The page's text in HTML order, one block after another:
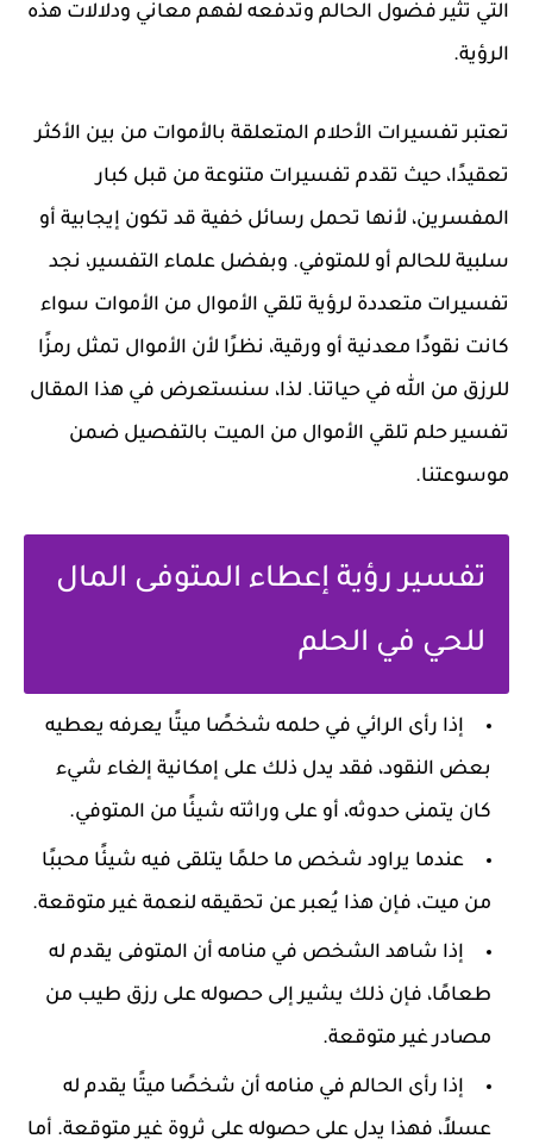
التي تثير فضول الحالم وتدفعه لفهم معاني ودلالات هذه
الرؤية.
تعتبر تفسيرات الأحلام المتعلقة بالأموات من بين الأكثر
تعقيدًا، حيث تقدم تفسيرات متنوعة من قبل كبار
المفسرين، لأنها تحمل رسائل خفية قد تكون إيجابية أو
سلبية للحالم أو للمتوفي. وبفضل علماء التفسير، نجد
تفسيرات متعددة لرؤية تلقي الأموال من الأموات سواء
كانت نقودًا معدنية أو ورقية، نظرًا لأن الأموال تمثل رمزًا
للرزق من الله في حياتنا. لذا، سنستعرض في هذا المقال
تفسير حلم تلقي الأموال من الميت بالتفصيل ضمن
موسوعتنا.
تفسير رؤية إعطاء المتوفى المال
للحي في الحلم
إذا رأى الرائي في حلمه شخصًا ميتًا يعرفه يعطيه
بعض النقود، فقد يدل ذلك على إمكانية إلغاء شيء
كان يتمنى حدوثه، أو على وراثته شيئًا من المتوفي.
عندما يراود شخص ما حلمًا يتلقى فيه شيئًا محببًا
من ميت، فإن هذا يُعبر عن تحقيقه لنعمة غير متوقعة.
إذا شاهد الشخص في منامه أن المتوفى يقدم له
طعامًا، فإن ذلك يشير إلى حصوله على رزق طيب من
مصادر غير متوقعة.
إذا رأى الحالم في منامه أن شخصًا ميتًا يقدم له
عسلاً، فهذا يدل على حصوله على ثروة غير متوقعة. أما